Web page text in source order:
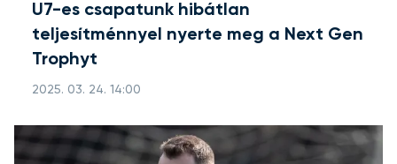
U7-es csapatunk hibátlan
teljesítménnyel nyerte meg a Next Gen
Trophyt
2025. 03. 24. 14:00